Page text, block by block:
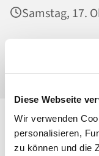
Diese Webseite
Wir verwenden
personalisieren,
zu können und die
Samstag, 17.
Ahrensfelder